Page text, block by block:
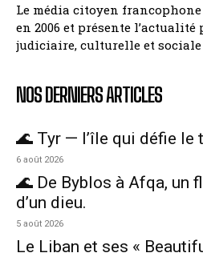
Le média citoyen
en 2006 et présente
judiciaire, culturelle et sociale
NOS DERNIERS ARTICLES
🌊 Tyr — l’île qui défie le
6 août 2026
🌊 De Byblos à Afqa, un
d’un dieu.
5 août 2026
Le Liban et ses «